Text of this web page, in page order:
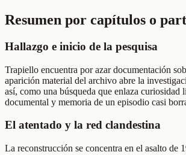
Resumen por capítulos o
Hallazgo e inicio de la pesquisa
Trapiello encuentra por azar documentación
aparición material del archivo abre la
así, como una búsqueda que enlaza curiosidad
documental y memoria de un episodio casi
El atentado y la red clandestina
La reconstrucción se concentra en el asalto de